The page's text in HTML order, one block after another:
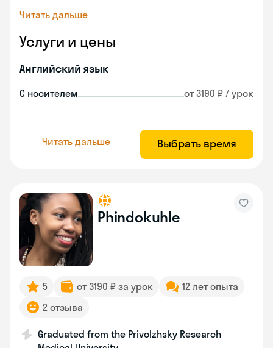
Читать дальше
Услуги и цены
Английский язык
С носителем от 3190 ₽ / урок
Читать дальше Выбрать время
Phindokuhle
5 от 3190 ₽ за урок
12 лет опыта
2 отзыва
Graduated from the Privolzhsky Research